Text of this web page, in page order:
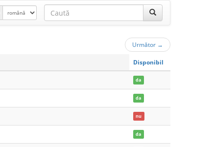
Următor →
Disponibil
da
da
nu
da